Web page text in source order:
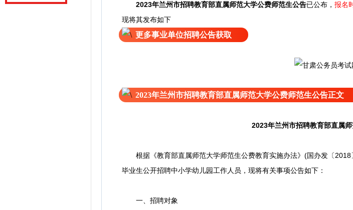
2023年兰州市招聘教育部直属师范大学公费师范生公告已公布， 报名
现将其发布如下
更多事业单位招聘公告获取
2023年兰州市招聘教育部直属师范大学公费师范生公告正文
2023年兰州市招聘教育部直属
根据《教育部直属师范大学师范生公费教育实施办法》(国办发〔2018
毕业生公开招聘中小学幼儿园工作人员，现将有关事项公告如下：
一、招聘对象